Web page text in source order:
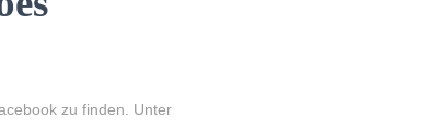
zu finden. Unter